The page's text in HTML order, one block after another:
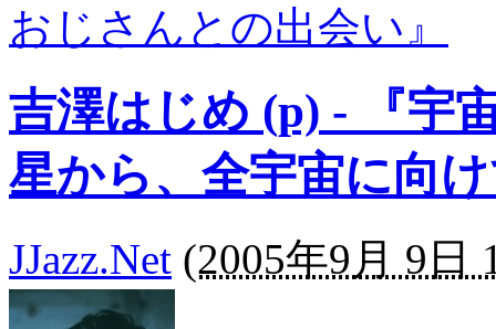
おじさんとの出会い』
吉澤はじめ (p) - 『宇
星から、全宇宙に向
JJazz.Net (2005年9月 9日